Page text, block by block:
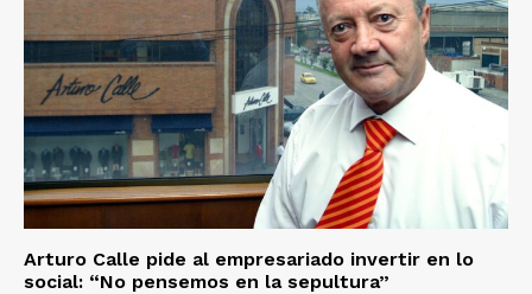
Arturo Calle pide al empresariado invertir en lo
social: “No pensemos en la sepultura”